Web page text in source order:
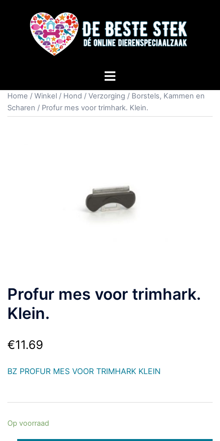
Home / Winkel / Hond / Verzorging / Borstels, Kammen en
Scharen / Profur mes voor trimhark. Klein.
Profur mes voor trimhark.
Klein.
€11.69
BZ PROFUR MES VOOR TRIMHARK KLEIN
Op voorraad